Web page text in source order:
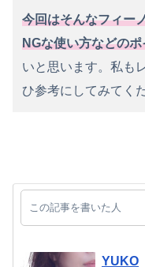
今回はそんなフィー
NGな使い方などの
いと思います。私も
ひ参考にしてみてく
この記事を書いた人
YUKO